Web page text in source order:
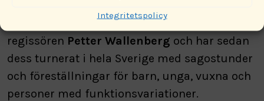
Integritetspolicy
grundades 2017 av författaren och
regissören Petter Wallenberg och har sedan
dess turnerat i hela Sverige med sagostunder
och föreställningar för barn, unga, vuxna och
personer med funktionsvariationer.